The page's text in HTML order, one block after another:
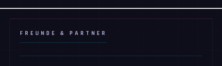
FREUNDE & PARTNER